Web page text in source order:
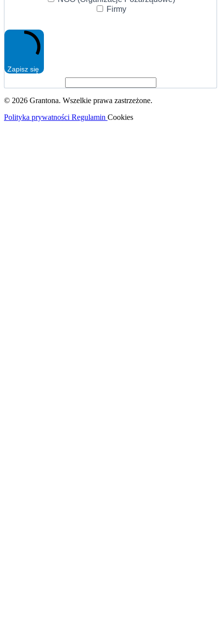
Firmy
Zapisz się
© 2026 Grantona. Wszelkie prawa zastrzeżone.
Polityka prywatności Regulamin Cookies